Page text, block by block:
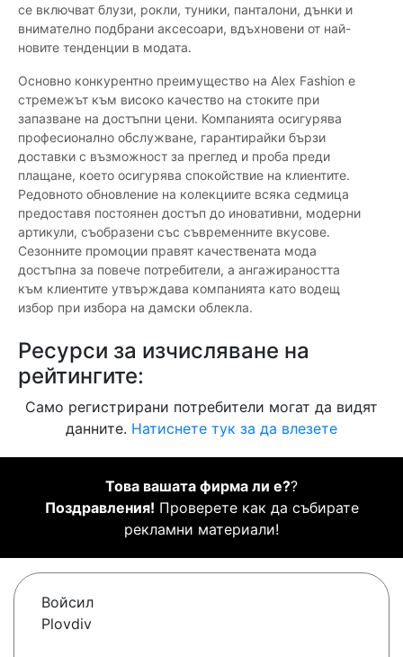
се включват блузи, рокли, туники, панталони, дънки и
внимателно подбрани аксесоари, вдъхновени от най-
новите тенденции в модата.
Основно конкурентно преимущество на Alex Fashion е
стремежът към високо качество на стоките при
запазване на достъпни цени. Компанията осигурява
професионално обслужване, гарантирайки бързи
доставки с възможност за преглед и проба преди
плащане, което осигурява спокойствие на клиентите.
Редовното обновление на колекциите всяка седмица
предоставя постоянен достъп до иновативни, модерни
артикули, съобразени със съвременните вкусове.
Сезонните промоции правят качествената мода
достъпна за повече потребители, а ангажираността
към клиентите утвърждава компанията като водещ
избор при избора на дамски облекла.
Ресурси за изчисляване на
рейтингите:
Само регистрирани потребители могат да видят
данните. Натиснете тук за да влезете
Това вашата фирма ли е??
Поздравления! Проверете как да събирате
рекламни материали!
Войсил
Plovdiv